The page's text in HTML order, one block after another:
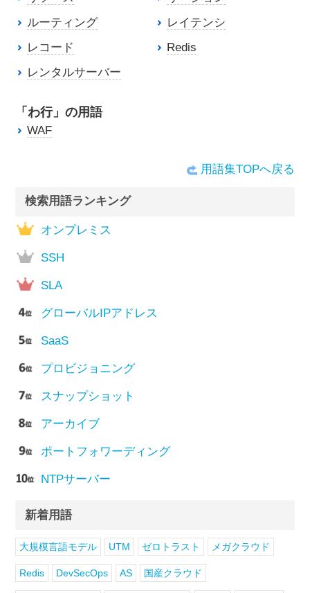
ルーティング
レイテンシ
レコード
Redis
レンタルサーバー
「わ行」の用語
WAF
用語集TOPへ戻る
検索用語ランキング
オンプレミス
SSH
SLA
グローバルIPアドレス
SaaS
プロビジョニング
スナップショット
アーカイブ
ポートフォワーディング
NTPサーバー
新着用語
大規模言語モデル UTM ゼロトラスト メガクラウド
Redis DevSecOps AS 国産クラウド